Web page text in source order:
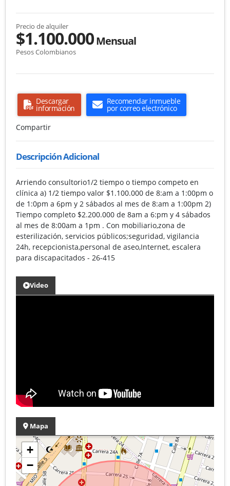
Precio de alquiler
$1.100.000Mensual
Pesos Colombianos
Descargar
información
Recomendar inmueble
por correo electrónico
Compartir
Descripción Adicional
Arriendo consultorio1/2 tiempo o tiempo competo en
clínica a) 1/2 tiempo valor $1.100.000 de 8:am a 1:00pm o
de 1:0pm a 6pm y 2 sábados al mes de 8:am a 1:00pm 2)
Tiempo completo $2.200.000 de 8am a 6:pm y 4 sábados
al mes de 8:00am a 1pm . Con mobiliario,zona de
esterilización, servicios públicos;seguridad, vigilancia
24h, recepcionista,personal de aseo,Internet, escalera
para discapacitados - 26-415
Video
Mapa
+
−